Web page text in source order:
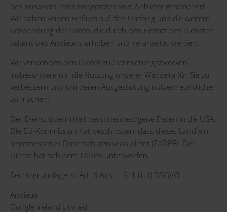
des Browsers Ihres Endgerätes vom Anbieter gespeichert.
Wir haben keinen Einfluss auf den Umfang und die weitere
Verwendung der Daten, die durch den Einsatz des Dienstes
seitens des Anbieters erhoben und verarbeitet werden.
Wir verwenden den Dienst zu Optimierungszwecken,
insbesondere um die Nutzung unserer Webseite für Sie zu
verbessern und um deren Ausgestaltung nutzerfreundlicher
zu machen.
Der Dienst übermittelt personenbezogene Daten in die USA.
Die EU-Kommission hat beschlossen, dass dieses Land ein
angemessenes Datenschutzniveau bietet (TADPF). Der
Dienst hat sich dem TADPF unterworfen.
Rechtsgrundlage ist Art. 6 Abs. 1 S. 1 lit. f) DSGVO.
Anbieter:
Google Ireland Limited